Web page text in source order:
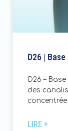
D26 |
D26 –
des
LIRE +